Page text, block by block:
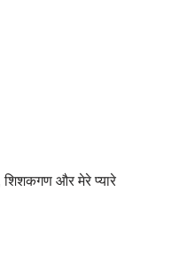
शिशकगण और मेरे प्यारे